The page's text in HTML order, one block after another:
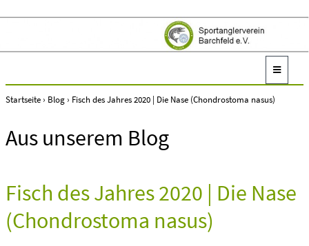
Startseite› Blog› Fisch des Jahres 2020 | Die Nase (Chondrostoma nasus)
Aus unserem Blog
Fisch des Jahres 2020 | Die Nase
(Chondrostoma nasus)